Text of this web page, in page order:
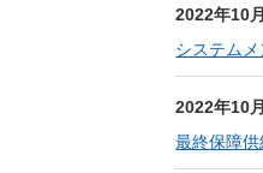
2022年10
システム
2022年10
最終保障